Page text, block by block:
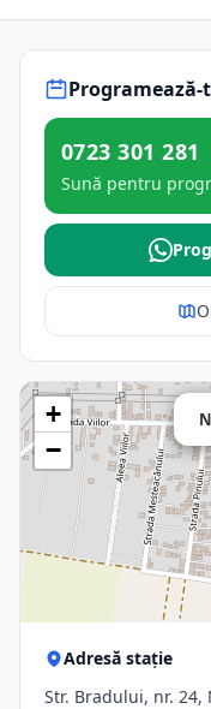
Programează-
0723 301 281
Sună pentru
+
−
Adresă stație
Str. Bradului, nr.